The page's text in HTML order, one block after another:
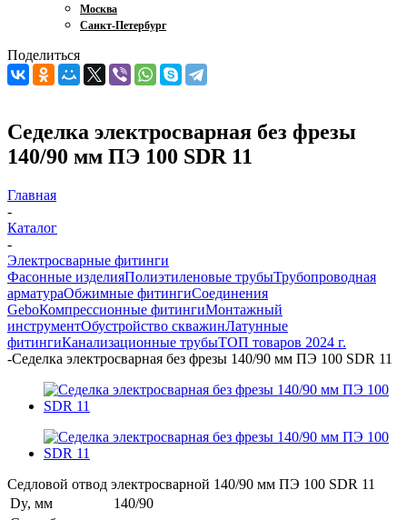
Москва
Санкт-Петербург
Поделиться
Седелка электросварная без фрезы
140/90 мм ПЭ 100 SDR 11
Главная
-
Каталог
-
Электросварные фитинги
Фасонные изделияПолиэтиленовые трубыТрубопроводная
арматураОбжимные фитингиСоединения
GeboКомпрессионные фитингиМонтажный
инструментОбустройство скважинЛатунные
фитингиКанализационные трубыТОП товаров 2024 г.
-Седелка электросварная без фрезы 140/90 мм ПЭ 100 SDR 11
Седловой отвод электросварной 140/90 мм ПЭ 100 SDR 11
Dy, мм
140/90